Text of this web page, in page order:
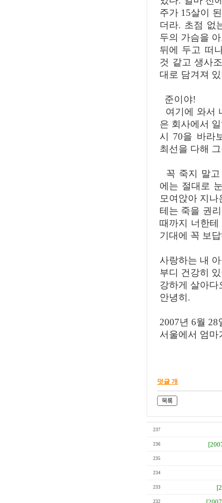
주가 15살이
더라. 초점 없
두의 가슴을
뒤에 두고 떠
것 같고 생사
대로 담겨져
준이야!
여기에 와서
은 회사에서
시 70을 바라
최선을 다해
꼭 죽지 말고
에는 절대로
모여앉아 지
테는 죽을 권
때까지 너한
기대에 꼭 보
사랑하는 내
부디 건강히
강하게 살아다
안녕히.
2007년 6월 28
서울에서 엄마
덧글 개
237
236
235
234
233
232